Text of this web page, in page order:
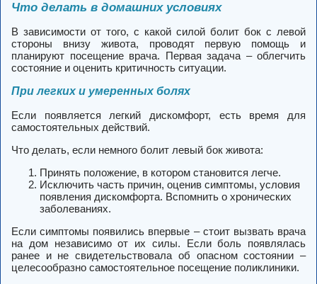
Что делать в домашних условиях
В зависимости от того, с какой силой болит бок с левой
стороны внизу живота, проводят первую помощь и
планируют посещение врача. Первая задача – облегчить
состояние и оценить критичность ситуации.
При легких и умеренных болях
Если появляется легкий дискомфорт, есть время для
самостоятельных действий.
Что делать, если немного болит левый бок живота:
Принять положение, в котором становится легче.
Исключить часть причин, оценив симптомы, условия
появления дискомфорта. Вспомнить о хронических
заболеваниях.
Если симптомы появились впервые – стоит вызвать врача
на дом независимо от их силы. Если боль появлялась
ранее и не свидетельствовала об опасном состоянии –
целесообразно самостоятельное посещение поликлиники.